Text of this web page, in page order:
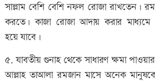
সাল্লাম বেশি বেশি নফল রোজা রাখতেন।
করতে। কাজা রোজা আদায় করার মাধ্যমে
হয়ে যাবে।
৫. যাবতীয় গুনাহ থেকে সাধারণ ক্ষমা পাওয়ার
আল্লাহ তাআলা রমজান মাসে অনেক